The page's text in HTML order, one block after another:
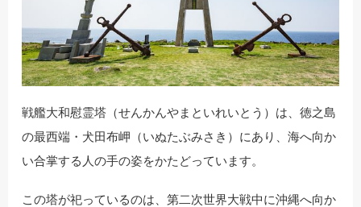
戦艦大和慰霊塔（せんかんやまといれいとう）は、徳之島
の最西端・犬田布岬（いぬたぶみさき）にあり、海へ向か
い合掌する人の手の姿をかたどっています。
この塔が祀っているのは、第二次世界大戦中に沖縄へ向か